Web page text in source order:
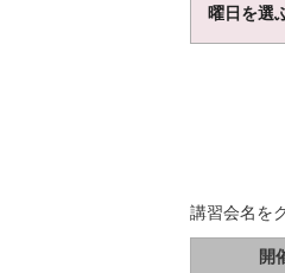
曜日を選
講習会名を
開